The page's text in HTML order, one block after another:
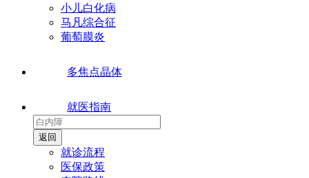
小儿白化病
马凡综合征
葡萄膜炎
多焦点晶体
就医指南
就诊流程
医保政策